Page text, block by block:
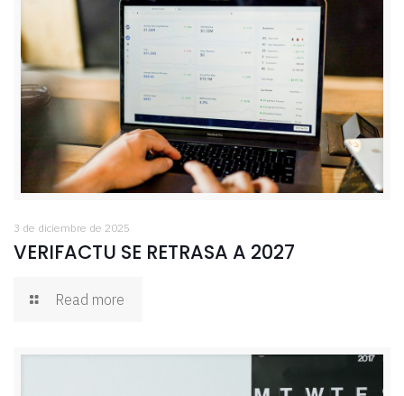
3 de diciembre de 2025
VERIFACTU SE RETRASA A 2027
Read more